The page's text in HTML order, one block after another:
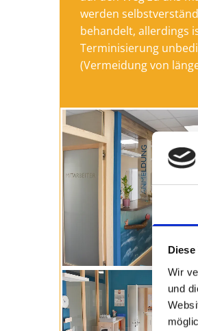
Wir
und
werden
behandelt, allerdings
Terminisierung
(Vermeidung von